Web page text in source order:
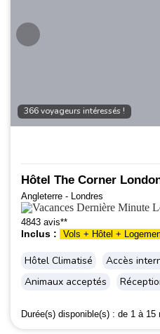
366 voyageurs intéressés !
Hôtel The Corner
Angleterre - Londres
4843 avis**
Inclus : Vols + Hôtel +
Hôtel Climatisé Accès
Animaux acceptés
Durée(s) disponible(s) : de 1 à 15